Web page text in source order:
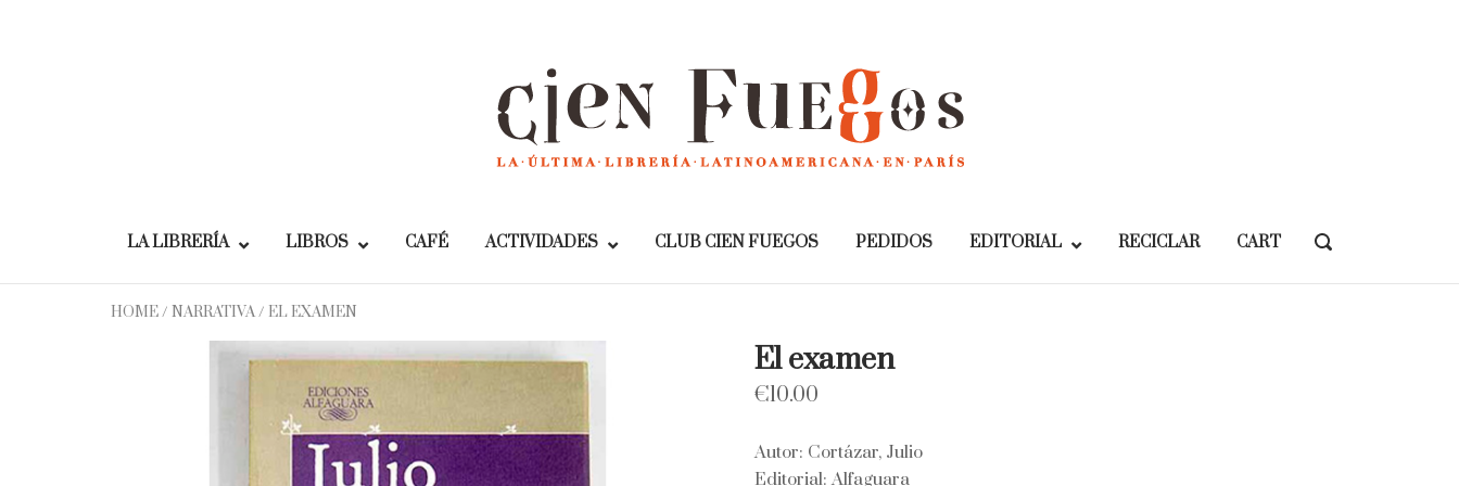
LA LIBRERÍA LIBROS CAFÉ ACTIVIDADES CLUB CIEN FUEGOS PEDIDOS EDITORIAL RECICLAR CART
OPEN
BAR
HOME/ NARRATIVA/ EL EXAMEN
El examen
€10.00
Autor: Cortázar, Julio
Editorial: Alfaguara